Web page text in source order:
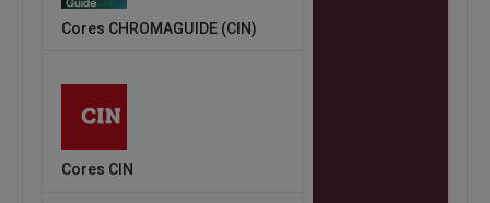
Cores CHROMAGUIDE (CIN)
Cores CIN